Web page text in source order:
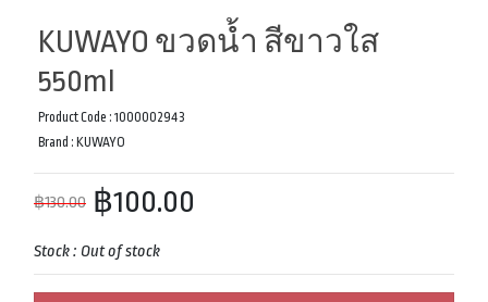
KUWAYO ขวดน้ำ สีขาวใส
550ml
Product Code : 1000002943
Brand : KUWAYO
฿130.00 ฿100.00
Stock : Out of stock